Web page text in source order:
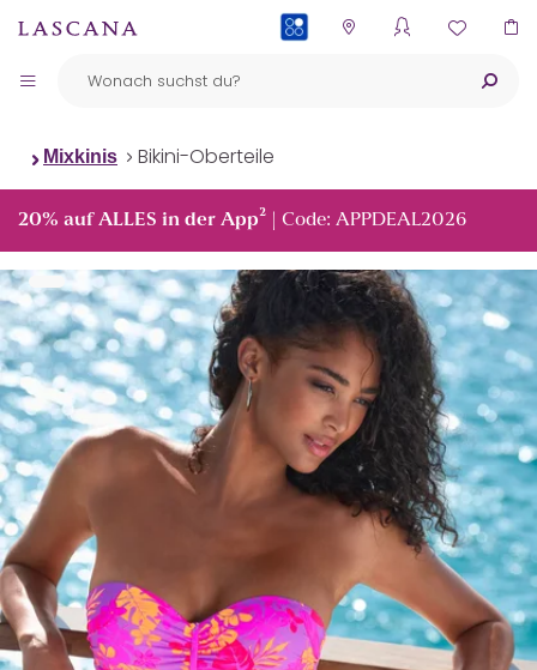
Mixkinis Bikini-Oberteile
20% auf ALLES in der App² | Code: APPDEAL2026